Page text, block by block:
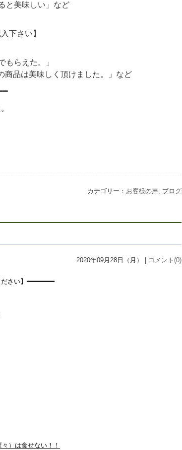
と美味しい」など
下さい】
もらえた。」
品は美味しく頂けました。」など
カテゴリー： お客様の声, ブログ
2020年09月28日（月） | コメント(0)
ださい】━━━━━━━
）は食せない！！